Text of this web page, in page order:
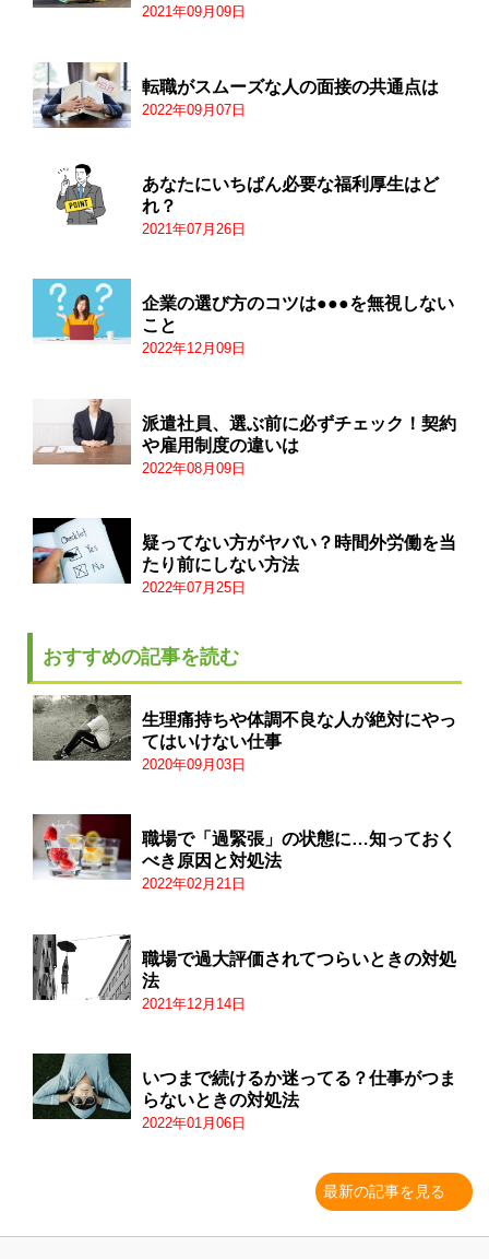
2021年09月09日
転職がスムーズな人の面接の共通点は
2022年09月07日
あなたにいちばん必要な福利厚生はど
れ？
2021年07月26日
企業の選び方のコツは●●●を無視しない
こと
2022年12月09日
派遣社員、選ぶ前に必ずチェック！契約
や雇用制度の違いは
2022年08月09日
疑ってない方がヤバい？時間外労働を当
たり前にしない方法
2022年07月25日
おすすめの記事を読む
生理痛持ちや体調不良な人が絶対にやっ
てはいけない仕事
2020年09月03日
職場で「過緊張」の状態に…知っておく
べき原因と対処法
2022年02月21日
職場で過大評価されてつらいときの対処
法
2021年12月14日
いつまで続けるか迷ってる？仕事がつま
らないときの対処法
2022年01月06日
最新の記事を見る